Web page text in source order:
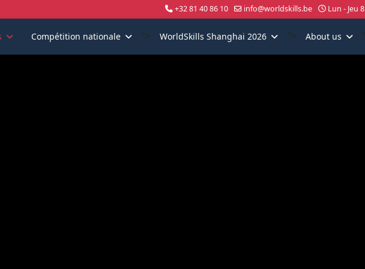
+32 81 40 86 10 info@worldskills.be Lun - Jeu
Compétition nationale "> WorldSkills Shanghai 2026 "> About us